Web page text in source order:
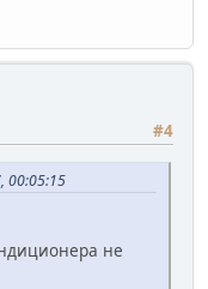
#4
00:05:15
не